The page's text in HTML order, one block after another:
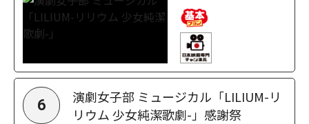
6
演劇女子部 ミュージカル「LILIUM-リ
リウム 少女純潔歌劇-」感謝祭